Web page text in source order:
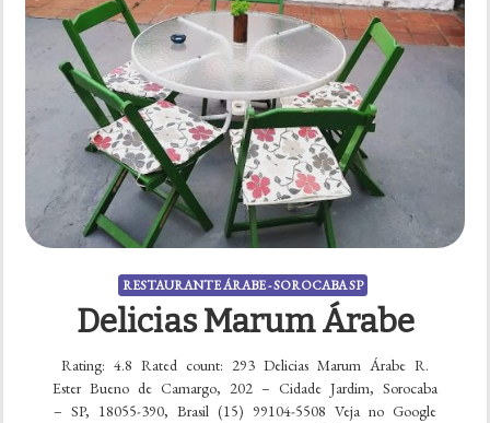
RESTAURANTE ÁRABE - SOROCABA SP
Delicias Marum Árabe
Rating: 4.8 Rated count: 293 Delicias Marum Árabe R.
Ester Bueno de Camargo, 202 – Cidade Jardim, Sorocaba
– SP, 18055-390, Brasil (15) 99104-5508 Veja no Google